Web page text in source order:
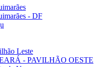
- DF
Leste
- PAVILHÃO OESTE